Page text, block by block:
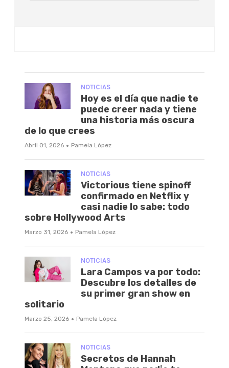
NOTICIAS
Hoy es el día que nadie te
puede creer nada y tiene
una historia más oscura
de lo que crees
Abril 01, 2026 · Pamela López
NOTICIAS
Victorious tiene spinoff
confirmado en Netflix y
casi nadie lo sabe: todo
sobre Hollywood Arts
Marzo 31, 2026 · Pamela López
NOTICIAS
Lara Campos va por todo:
Descubre los detalles de
su primer gran show en
solitario
Marzo 25, 2026 · Pamela López
NOTICIAS
Secretos de Hannah